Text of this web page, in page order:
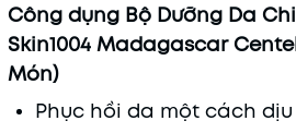
Công dụng Bộ Dưỡng Da
Skin1004 Madagascar
Món)
Phục hồi da một cách